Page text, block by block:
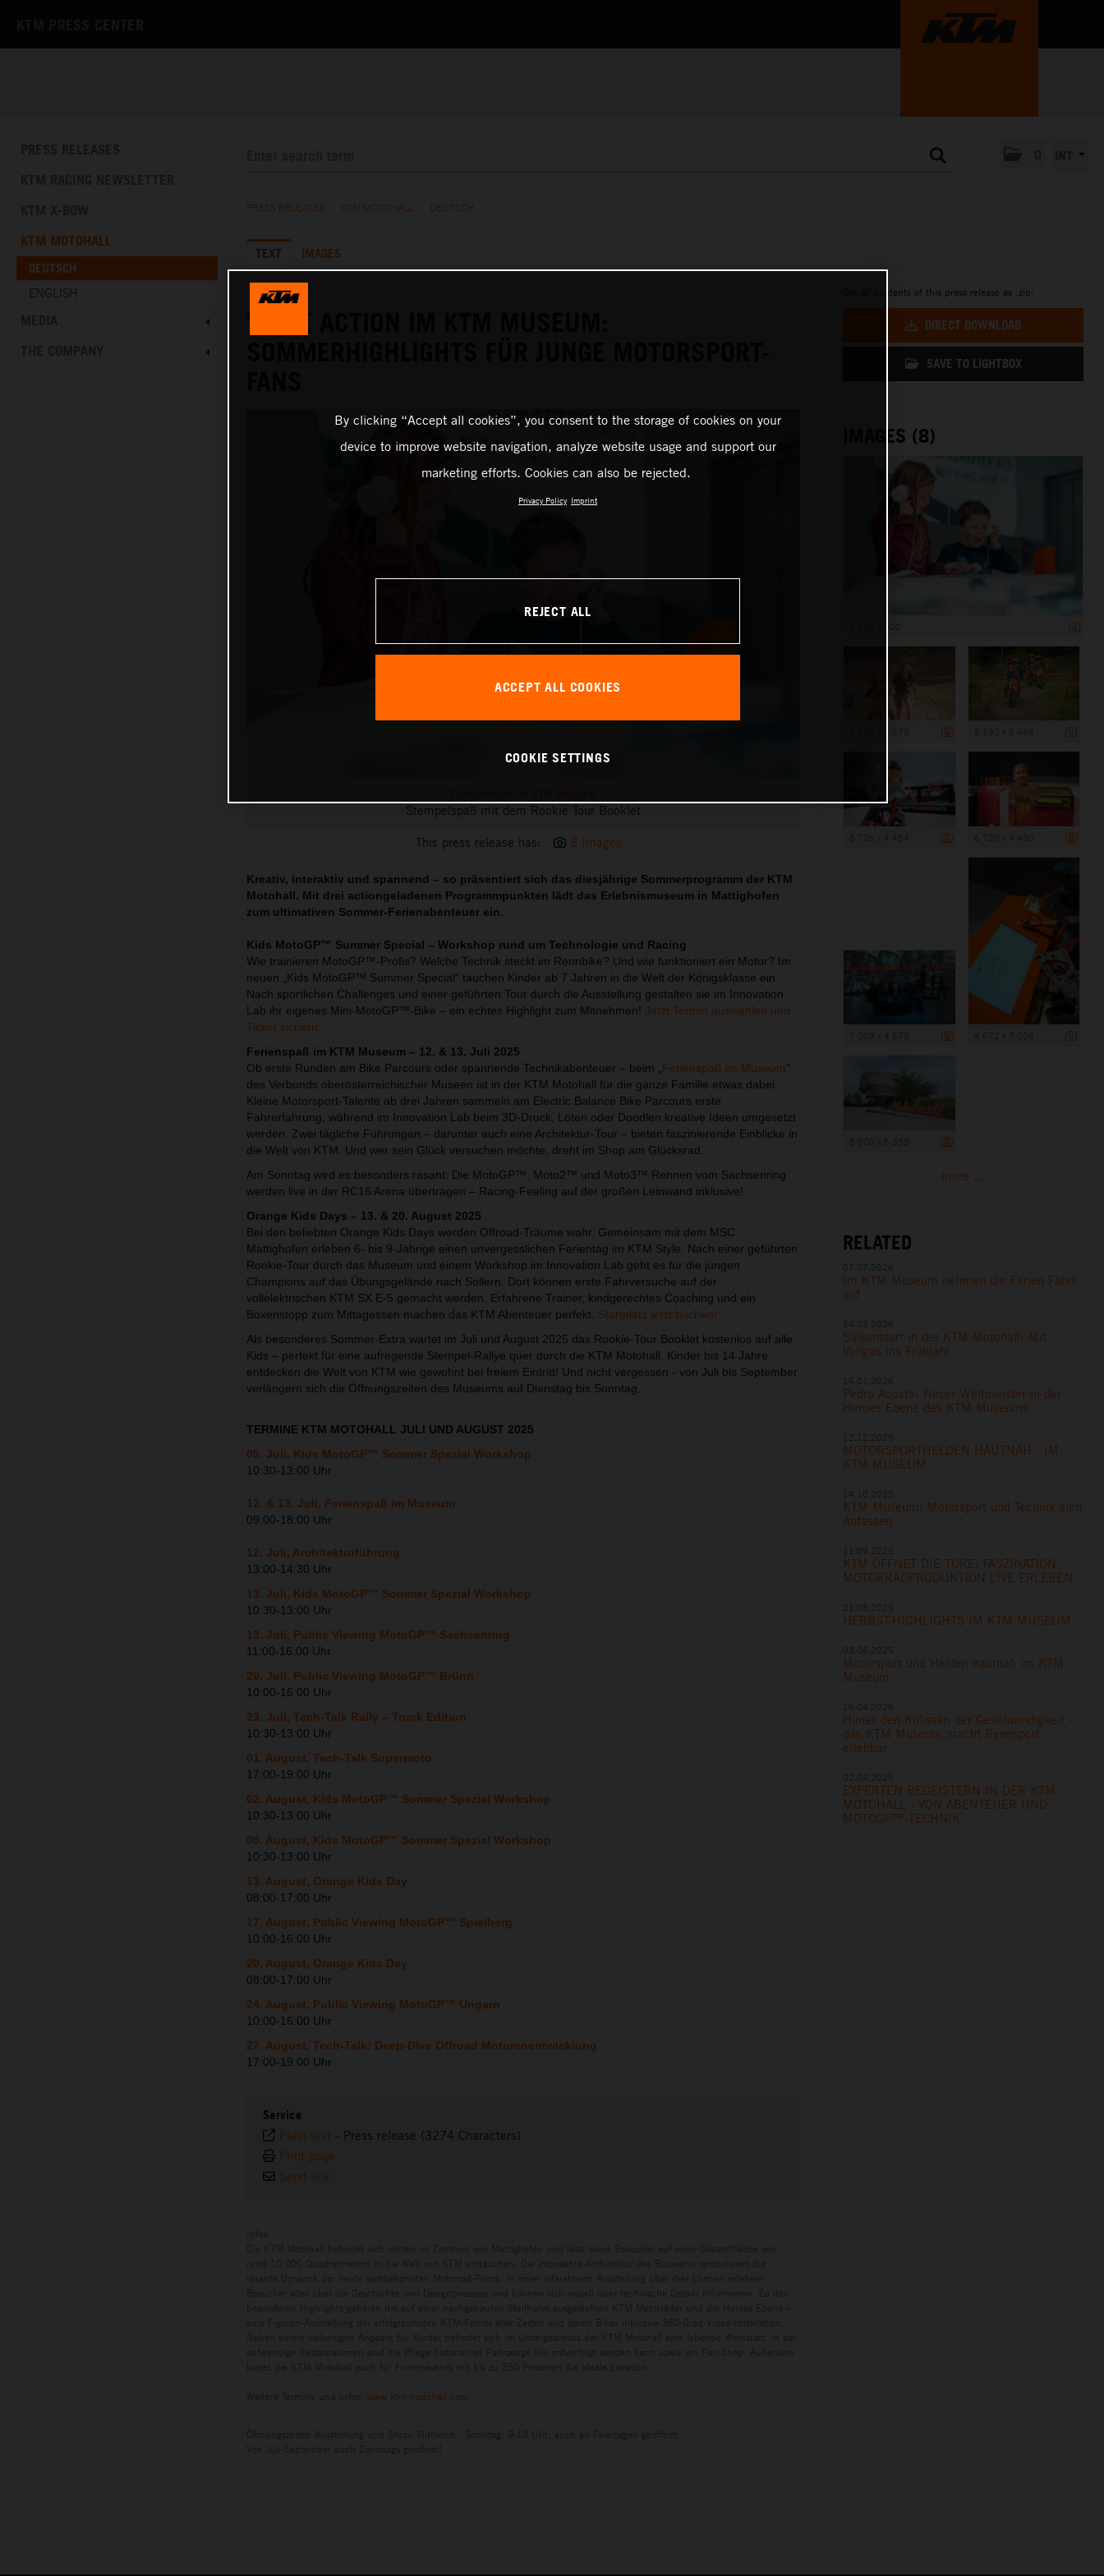
KTM MOTOHALL
DEUTSCH
ENGLISH
PRESS RELEASES KTM MOTOHALL DEUTSCH
TEXT IMAGES
18.06.2025
Stempelspaß mit dem Rookie Tour Booklet
This press release has: 8 Images
Kreativ, interaktiv und spannend – so präsentiert sich das diesjährige Sommerprogramm der KTM
Motohall. Mit drei actiongeladenen Programmpunkten lädt das Erlebnismuseum in Mattighofen
zum ultimativen Sommer-Ferienabenteuer ein.
Kids MotoGP™ Summer Special – Workshop rund um Technologie und Racing
Wie trainieren MotoGP™-Profis? Welche Technik steckt im Rennbike? Und wie funktioniert ein Motor? Im
neuen „Kids MotoGP™ Summer Special“ tauchen Kinder ab 7 Jahren in die Welt der Königsklasse ein.
Nach sportlichen Challenges und einer geführten Tour durch die Ausstellung gestalten sie im Innovation
Lab ihr eigenes Mini-MotoGP™-Bike – ein echtes Highlight zum Mitnehmen! Jetzt Termin auswählen und
Ticket sichern.
Ferienspaß im KTM Museum – 12. & 13. Juli 2025
Ob erste Runden am Bike Parcours oder spannende Technikabenteuer – beim „Ferienspaß im Museum“
des Verbunds oberösterreichischer Museen ist in der KTM Motohall für die ganze Familie etwas dabei.
Kleine Motorsport-Talente ab drei Jahren sammeln am Electric Balance Bike Parcours erste
Fahrerfahrung, während im Innovation Lab beim 3D-Druck, Löten oder Doodlen kreative Ideen umgesetzt
werden. Zwei tägliche Führungen – darunter auch eine Architektur-Tour – bieten faszinierende Einblicke in
die Welt von KTM. Und wer sein Glück versuchen möchte, dreht im Shop am Glücksrad.
Am Sonntag wird es besonders rasant: Die MotoGP™, Moto2™ und Moto3™ Rennen vom Sachsenring
werden live in der RC16 Arena übertragen – Racing-Feeling auf der großen Leinwand inklusive!
Orange Kids Days – 13. & 20. August 2025
Bei den beliebten Orange Kids Days werden Offroad-Träume wahr. Gemeinsam mit dem MSC
Mattighofen erleben 6- bis 9-Jährige einen unvergesslichen Ferientag im KTM Style. Nach einer geführten
Rookie-Tour durch das Museum und einem Workshop im Innovation Lab geht es für die jungen
Champions auf das Übungsgelände nach Sollern. Dort können erste Fahrversuche auf der
vollelektrischen KTM SX E-5 gemacht werden. Erfahrene Trainer, kindgerechtes Coaching und ein
Boxenstopp zum Mittagessen machen das KTM Abenteuer perfekt. Startplatz jetzt buchen!
Als besonderes Sommer-Extra wartet im Juli und August 2025 das Rookie-Tour Booklet kostenlos auf alle
Kids – perfekt für eine aufregende Stempel-Rallye quer durch die KTM Motohall. Kinder bis 14 Jahre
entdecken die Welt von KTM wie gewohnt bei freiem Eintritt! Und nicht vergessen - von Juli bis September
verlängern sich die Öffnungszeiten des Museums auf Dienstag bis Sonntag.
TERMINE KTM MOTOHALL JULI UND AUGUST 2025
05. Juli, Kids MotoGP™ Sommer Spezial Workshop
10:30-13:00 Uhr
12. & 13. Juli, Ferienspaß im Museum
09:00-18:00 Uhr
12. Juli, Architekturführung
13:00-14:30 Uhr
13. Juli, Kids MotoGP™ Sommer Spezial Workshop
10:30-13:00 Uhr
13. Juli, Public Viewing MotoGP™ Sachsenring
11:00-16:00 Uhr
20. Juli, Public Viewing MotoGP™ Brünn
10:00-16:00 Uhr
23. Juli, Tech-Talk Rally – Truck Edition
10:30-13:00 Uhr
01. August, Tech-Talk Supermoto
17:00-19:00 Uhr
02. August, Kids MotoGP™ Sommer Spezial Workshop
10:30-13:00 Uhr
09. August, Kids MotoGP™ Sommer Spezial Workshop
10:30-13:00 Uhr
13. August, Orange Kids Day
08:00-17:00 Uhr
17. August, Public Viewing MotoGP™ Spielberg
10:00-16:00 Uhr
20. August, Orange Kids Day
08:00-17:00 Uhr
24. August, Public Viewing MotoGP™ Ungarn
10:00-16:00 Uhr
27. August, Tech-Talk: Deep-Dive Offroad Motorenentwicklung
17:00-19:00 Uhr
Service
Plain text - Press release (3274 Characters)
Print page
Send link
www.ktm-motohall.com
Get all contents of this press release as .zip:
DIRECT DOWNLOAD
SAVE TO LIGHTBOX
IMAGES (8)
more ...
RELATED
Im KTM Museum nehmen die Ferien Fahrt
auf
Saisonstart in der KTM Motohall: Mit
Vollgas ins Frühjahr
Pedro Acosta: Neuer Weltmeister in der
Heroes Ebene des KTM Museums
MOTORSPORTHELDEN HAUTNAH - IM
KTM MUSEUM
KTM Museum: Motorsport und Technik zum
Anfassen
KTM ÖFFNET DIE TORE: FASZINATION
MOTORRADPRODUKTION LIVE ERLEBEN
HERBST-HIGHLIGHTS IM KTM MUSEUM
Motorsport und Helden hautnah im KTM
Museum
Hinter den Kulissen der Geschwindigkeit -
das KTM Museum macht Rennsport
erlebbar
EXPERTEN BEGEISTERN IN DER KTM
MOTOHALL - VON ABENTEUER UND
MOTOGP™-TECHNIK
By clicking “Accept all cookies”, you consent to the storage of cookies on your
device to improve website navigation, analyze website usage and support our
marketing efforts. Cookies can also be rejected.
Privacy Policy Imprint
REJECT ALL
ACCEPT ALL COOKIES
COOKIE SETTINGS